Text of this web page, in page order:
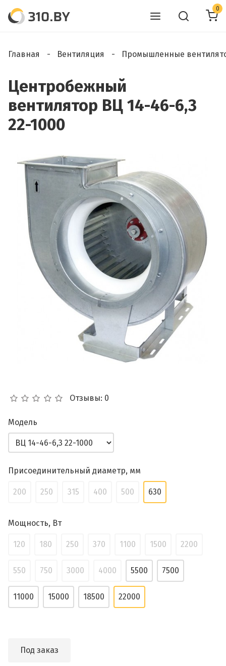
0
Главная Вентиляция Промышленные
Центробежный
вентилятор ВЦ 14-46-6,3
22-1000
Отзывы: 0
Модель
Присоединительный диаметр, мм
200 250 315 400 500 630
Мощность, Вт
120 180 250 370 1100 1500 2200
550 750 3000 4000 5500 7500
11000 15000 18500 22000
Под заказ